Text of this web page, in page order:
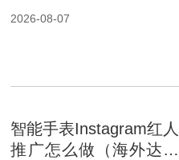
机构盘点
2026-08-07
智能手表Instagram红人
推广怎么做（海外达人